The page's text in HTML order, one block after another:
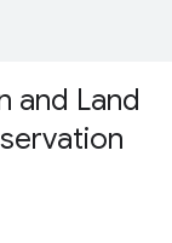
and Land